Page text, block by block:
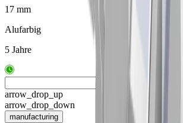
17 mm
Alufarbig
5 Jahre
arrow_drop_up
arrow_drop_down
manufacturing